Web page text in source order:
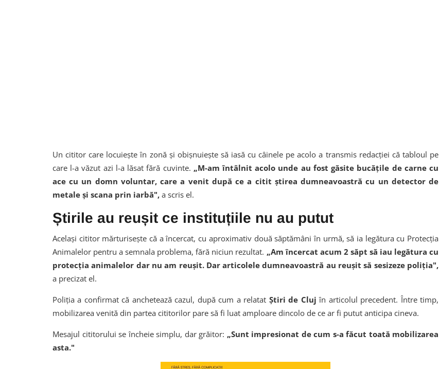
Un cititor care locuiește în zonă și obișnuiește să iasă cu câinele pe acolo a transmis redacției că tabloul pe
care l-a văzut azi l-a lăsat fără cuvinte. „M-am întâlnit acolo unde au fost găsite bucățile de carne cu
ace cu un domn voluntar, care a venit după ce a citit știrea dumneavoastră cu un detector de
metale și scana prin iarbă", a scris el.
Știrile au reușit ce instituțiile nu au putut
Același cititor mărturisește că a încercat, cu aproximativ două săptămâni în urmă, să ia legătura cu Protecția
Animalelor pentru a semnala problema, fără niciun rezultat. „Am încercat acum 2 săpt să iau legătura cu
protecția animalelor dar nu am reușit. Dar articolele dumneavoastră au reușit să sesizeze poliția",
a precizat el.
Poliția a confirmat că anchetează cazul, după cum a relatat Știri de Cluj în articolul precedent. Între timp,
mobilizarea venită din partea cititorilor pare să fi luat amploare dincolo de ce ar fi putut anticipa cineva.
Mesajul cititorului se încheie simplu, dar grăitor: „Sunt impresionat de cum s-a făcut toată mobilizarea
asta."